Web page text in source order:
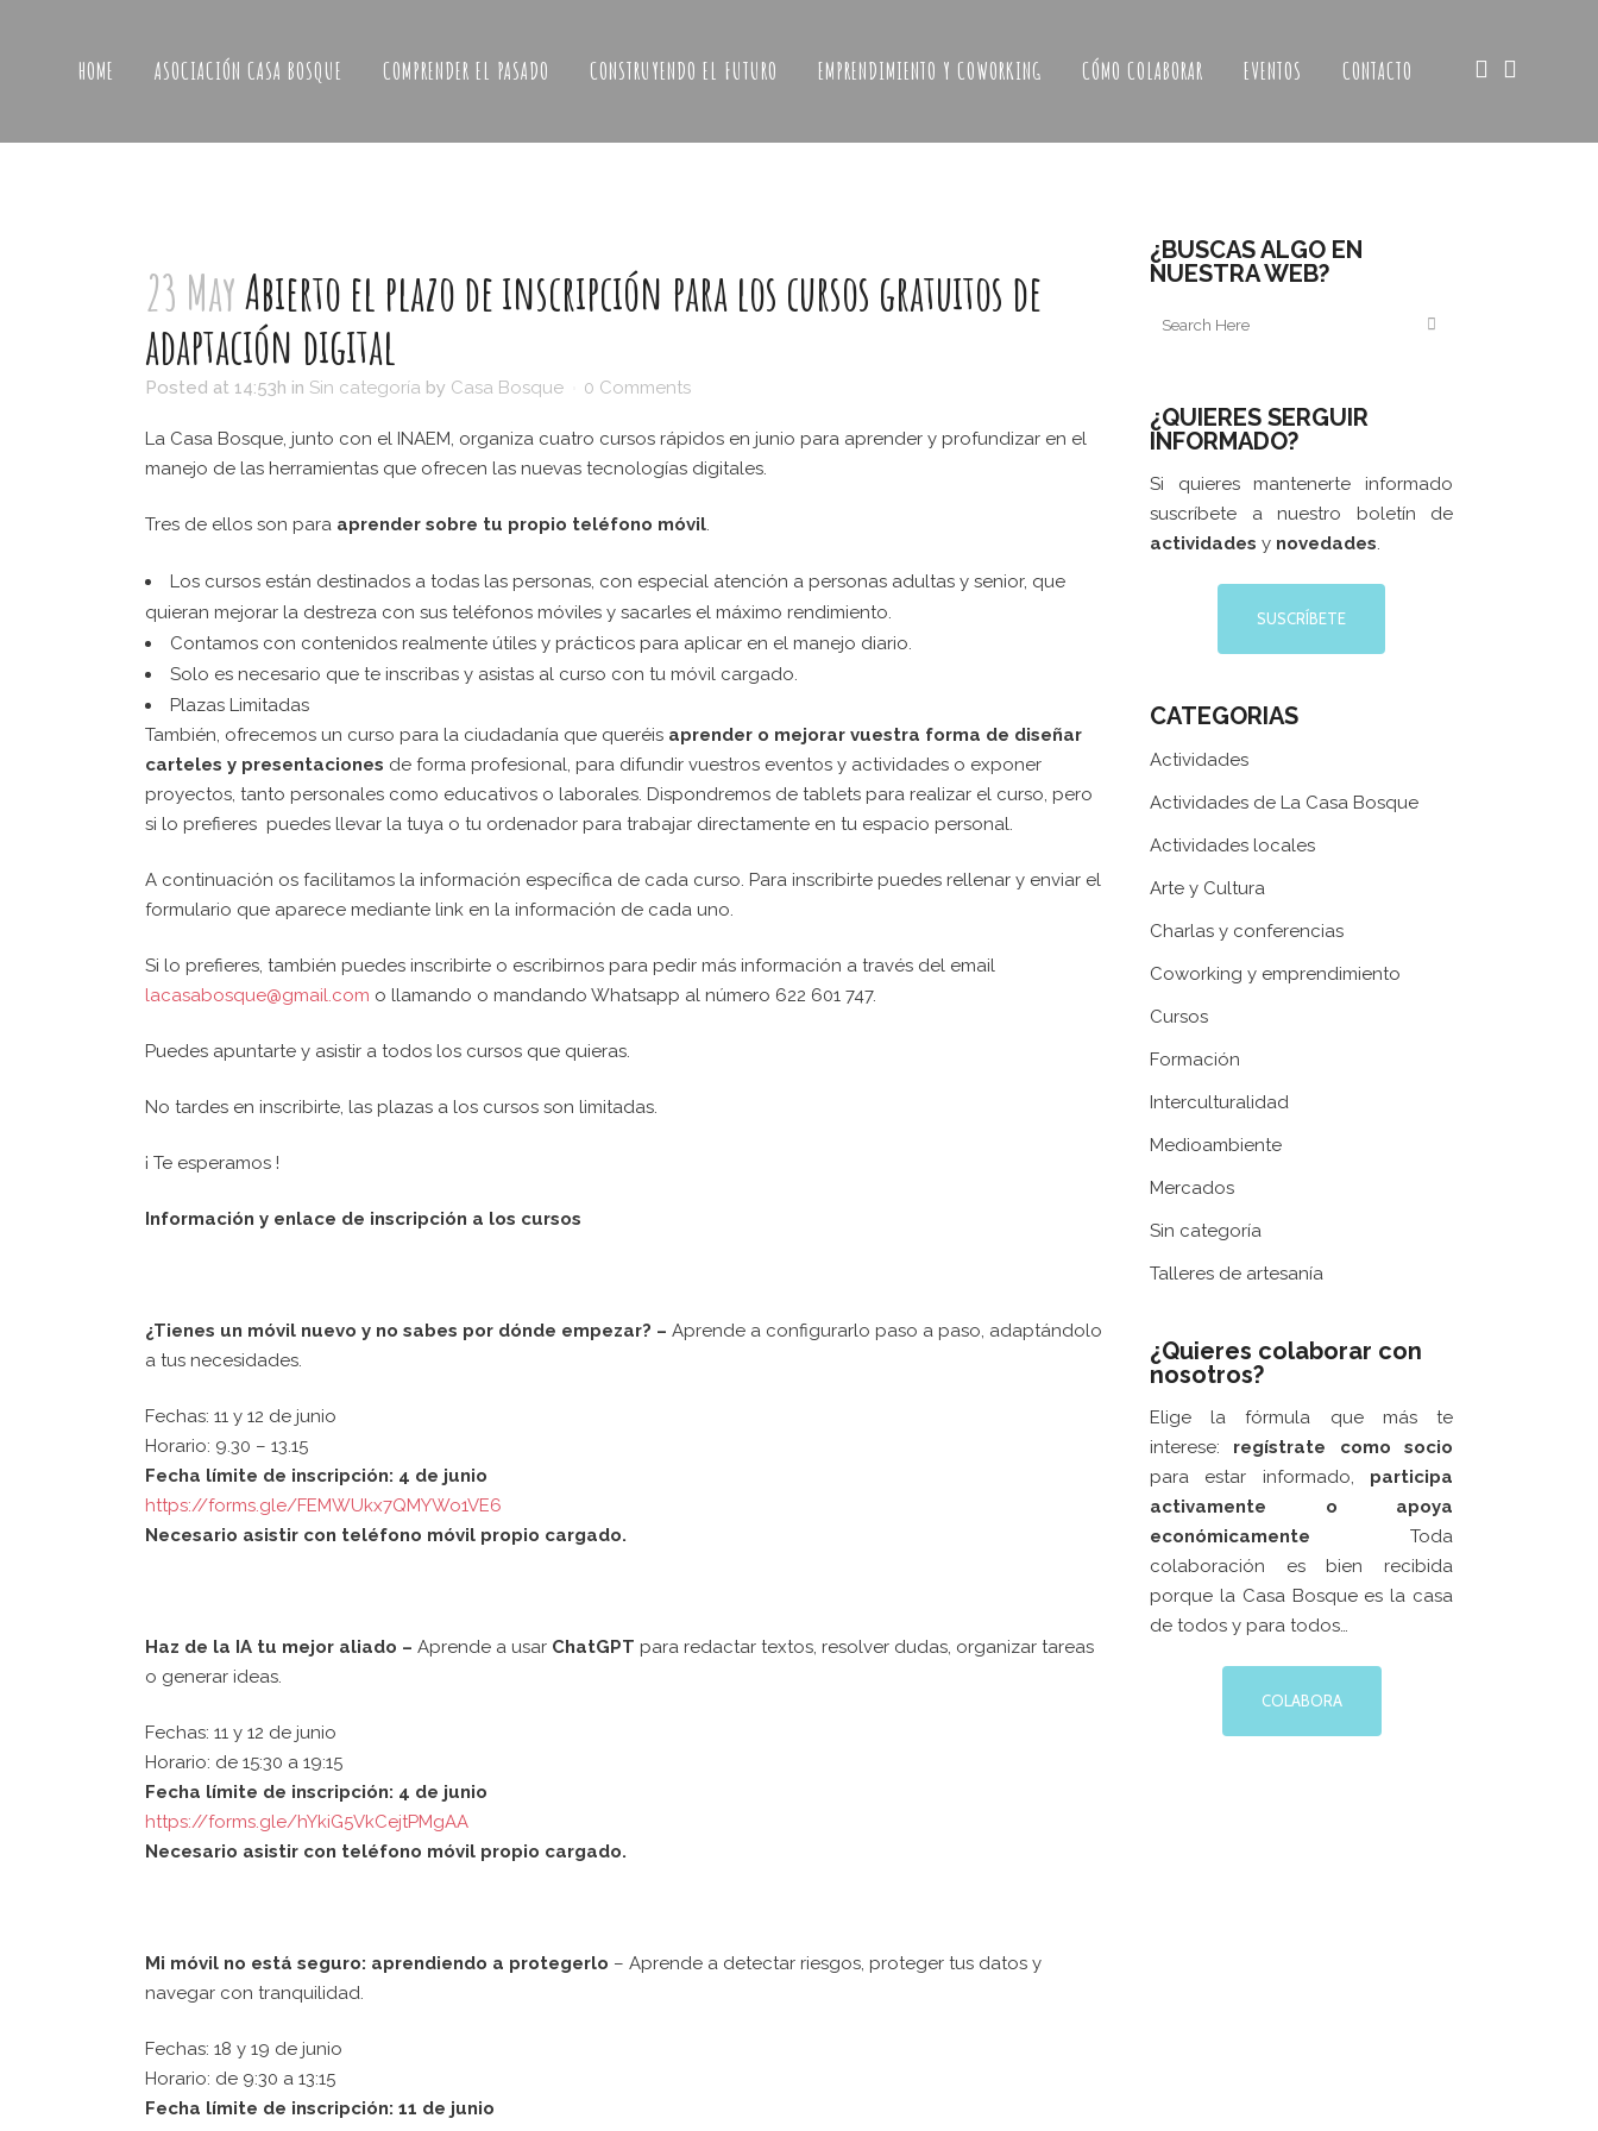
HOME ASOCIACIÓN CASA BOSQUE COMPRENDER EL PASADO CONSTRUYENDO EL FUTURO EMPRENDIMIENTO Y COWORKING CÓMO COLABORAR EVENTOS CONTACTO
23 MayAbierto el plazo de inscripción para los cursos gratuitos de
adaptación digital
Posted at 14:53h in Sin categoría by Casa Bosque 0 Comments
La Casa Bosque, junto con el INAEM, organiza cuatro cursos rápidos en junio para aprender y profundizar en el
manejo de las herramientas que ofrecen las nuevas tecnologías digitales.
Tres de ellos son para aprender sobre tu propio teléfono móvil.
Los cursos están destinados a todas las personas, con especial atención a personas adultas y senior, que
quieran mejorar la destreza con sus teléfonos móviles y sacarles el máximo rendimiento.
Contamos con contenidos realmente útiles y prácticos para aplicar en el manejo diario.
Solo es necesario que te inscribas y asistas al curso con tu móvil cargado.
Plazas Limitadas
También, ofrecemos un curso para la ciudadanía que queréis aprender o mejorar vuestra forma de diseñar
carteles y presentaciones de forma profesional, para difundir vuestros eventos y actividades o exponer
proyectos, tanto personales como educativos o laborales. Dispondremos de tablets para realizar el curso, pero
si lo prefieres puedes llevar la tuya o tu ordenador para trabajar directamente en tu espacio personal.
A continuación os facilitamos la información específica de cada curso. Para inscribirte puedes rellenar y enviar el
formulario que aparece mediante link en la información de cada uno.
Si lo prefieres, también puedes inscribirte o escribirnos para pedir más información a través del email
lacasabosque@gmail.com o llamando o mandando Whatsapp al número 622 601 747.
Puedes apuntarte y asistir a todos los cursos que quieras.
No tardes en inscribirte, las plazas a los cursos son limitadas.
¡ Te esperamos !
Información y enlace de inscripción a los cursos
¿Tienes un móvil nuevo y no sabes por dónde empezar? – Aprende a configurarlo paso a paso, adaptándolo
a tus necesidades.
Fechas: 11 y 12 de junio
Horario: 9.30 – 13.15
Fecha límite de inscripción: 4 de junio
https://forms.gle/FEMWUkx7QMYWo1VE6
Necesario asistir con teléfono móvil propio cargado.
Haz de la IA tu mejor aliado – Aprende a usar ChatGPT para redactar textos, resolver dudas, organizar tareas
o generar ideas.
Fechas: 11 y 12 de junio
Horario: de 15:30 a 19:15
Fecha límite de inscripción: 4 de junio
https://forms.gle/hYkiG5VkCejtPMgAA
Necesario asistir con teléfono móvil propio cargado.
Mi móvil no está seguro: aprendiendo a protegerlo – Aprende a detectar riesgos, proteger tus datos y
navegar con tranquilidad.
Fechas: 18 y 19 de junio
Horario: de 9:30 a 13:15
Fecha límite de inscripción: 11 de junio
¿BUSCAS ALGO EN
NUESTRA WEB?
¿QUIERES SERGUIR
INFORMADO?
Si quieres mantenerte informado
suscríbete a nuestro boletín de
actividades y novedades.
SUSCRÍBETE
CATEGORIAS
Actividades
Actividades de La Casa Bosque
Actividades locales
Arte y Cultura
Charlas y conferencias
Coworking y emprendimiento
Cursos
Formación
Interculturalidad
Medioambiente
Mercados
Sin categoría
Talleres de artesanía
¿Quieres colaborar con
nosotros?
Elige la fórmula que más te
interese: regístrate como socio
para estar informado, participa
activamente o apoya
económicamente Toda
colaboración es bien recibida
porque la Casa Bosque es la casa
de todos y para todos…
COLABORA